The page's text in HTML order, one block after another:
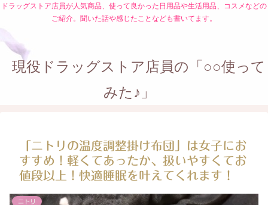
ドラッグストア店員が人気商品、使って良かった日用品や生活用品、コスメなどの
ご紹介。聞いた話や感じたことなども書いてます。
現役ドラッグストア店員の「○○使って
みた♪」
「ニトリの温度調整掛け布団」は女子にお
すすめ！軽くてあったか、扱いやすくてお
値段以上！快適睡眠を叶えてくれます！
ニトリ